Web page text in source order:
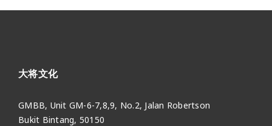
大将文化
GMBB, Unit GM-6-7,8,9, No.2, Jalan Robertson
Bukit Bintang, 50150